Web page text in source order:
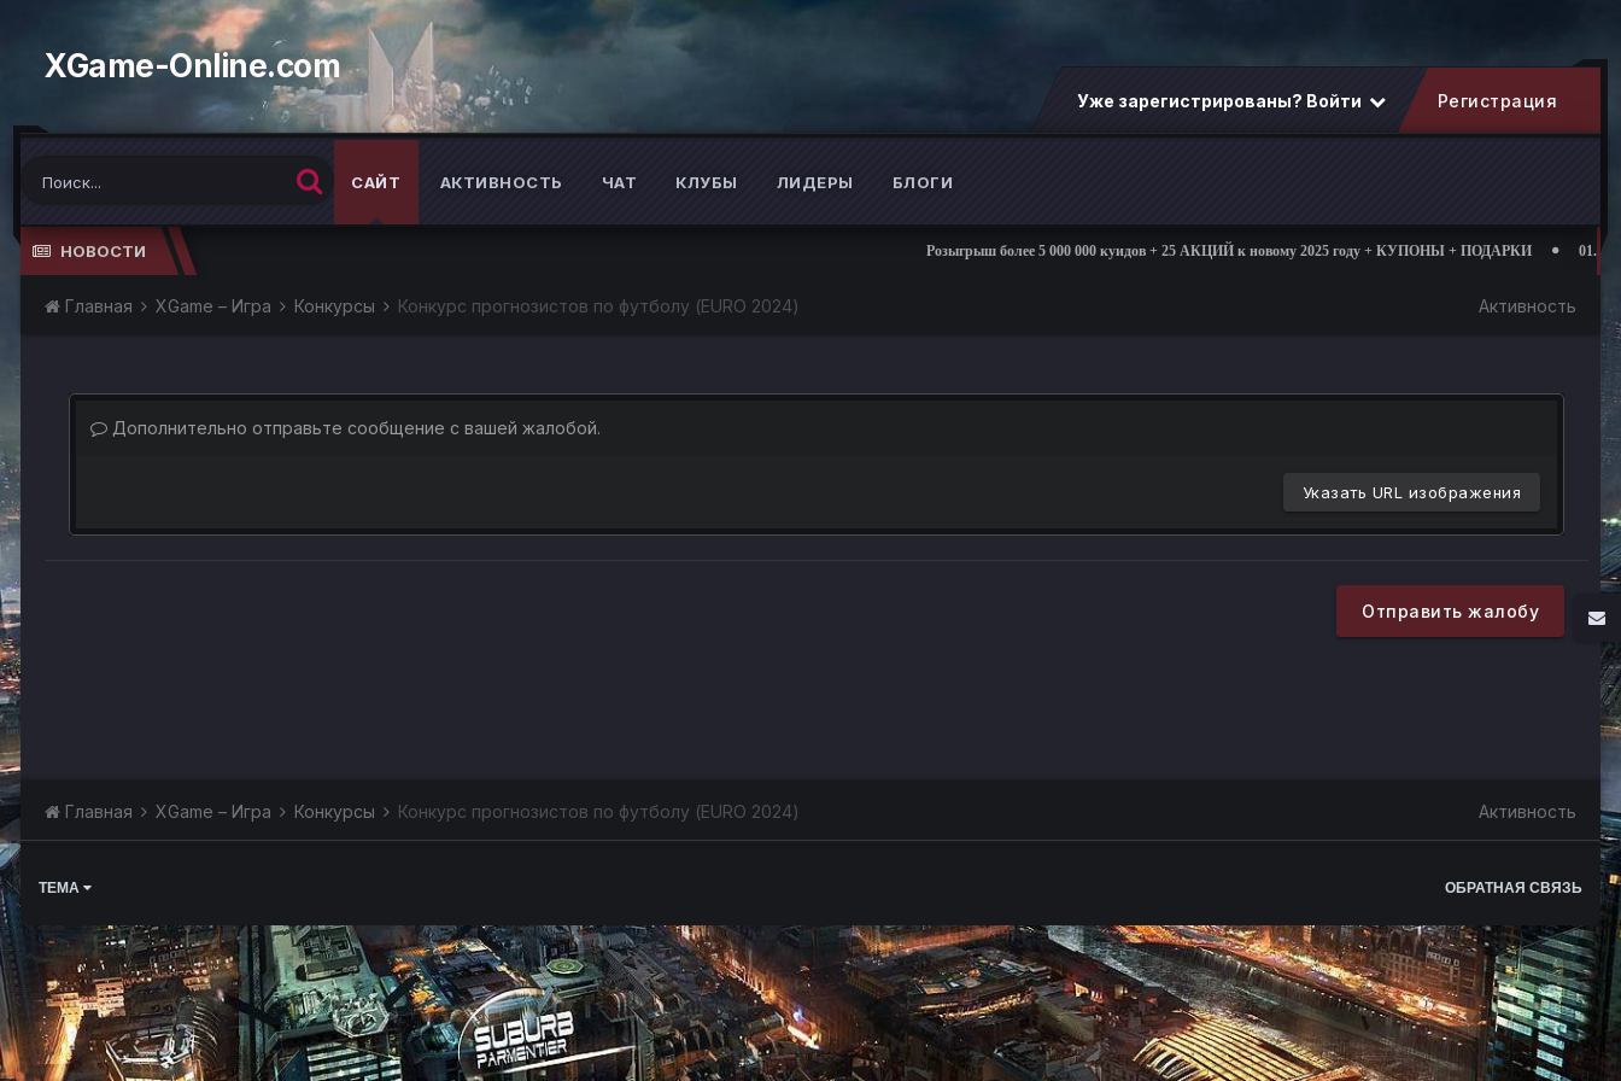
XGame-Online.com
Уже зарегистрированы? Войти Регистрация
САЙТ АКТИВНОСТЬ ЧАТ КЛУБЫ ЛИДЕРЫ БЛОГИ
НОВОСТИ Розыгрыш более 5 000 000 куидов + 25 АКЦИЙ к новому 2025 году + КУПОНЫ + ПОДАРКИ
Активность
Главная XGame – Игра Конкурсы Конкурс прогнозистов по футболу (EURO 2024)
Дополнительно отправьте сообщение с вашей жалобой.
Указать URL изображения
Отправить жалобу
Активность
Главная XGame – Игра Конкурсы Конкурс прогнозистов по футболу (EURO 2024)
ТЕМА ОБРАТНАЯ СВЯЗЬ